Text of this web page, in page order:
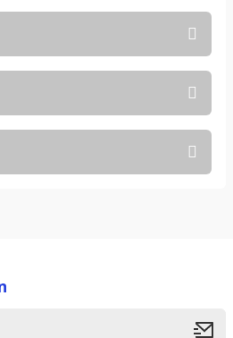
veya görüntülenemiyor.